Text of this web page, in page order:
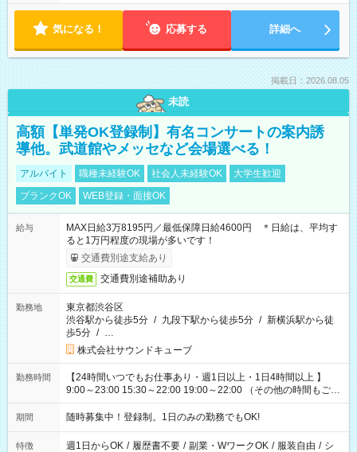
気になる！ 応募する 詳細へ
掲載日：2026.08.05
未読
高額【単発OK登録制】有名コンサートの案内誘
導他。武道館やメッセなど会場選べる！
アルバイト 職種未経験OK 社会人未経験OK
大学生歓迎
ブランクOK
WEB登録・面接OK
給与
MAX日給3万8195円／最低保障日給4600円 ＊日給は、平均す
ると1万円程度の現場が多いです！
交通費別途支給あり
交通費 交通費別途補助あり
勤務地
東京都渋谷区
渋谷駅から徒歩5分 / 九段下駅から徒歩5分 / 新横浜駅から徒
歩5分 / …
株式会社サウンドキューブ
勤務時間
【24時間いつでもお仕事あり・週1日以上・1日4時間以上 】
9:00～23:00 15:30～22:00 19:00～22:00 （その他の時間もござ
います！） 19:00～23:30 21:00～翌5:00 etc... ＊上記シフトは
一例です。現場により、時間が異なります！ ＊イベントが早く
期間 随時募集中！登録制。1日のみの勤務でもOK!
特徴 週1日からOK / 履歴書不要 / 副業・WワークOK / 服装自由 / シ